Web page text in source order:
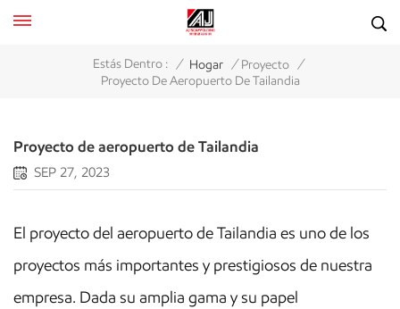
Estás Dentro : / Hogar / Proyecto /
Proyecto De Aeropuerto De Tailandia
Proyecto de aeropuerto de Tailandia
SEP 27, 2023
El proyecto del aeropuerto de Tailandia es uno de los
proyectos más importantes y prestigiosos de nuestra
empresa. Dada su amplia gama y su papel